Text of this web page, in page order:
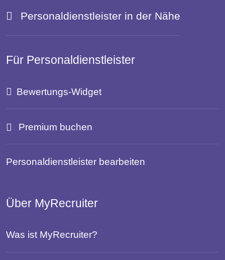
Personaldienstleister in der Nähe
Für Personaldienstleister
Bewertungs-Widget
Premium buchen
Personaldienstleister bearbeiten
Über MyRecruiter
Was ist MyRecruiter?